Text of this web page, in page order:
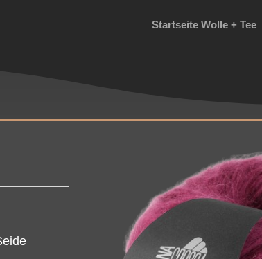
Startseite Wolle + Tee